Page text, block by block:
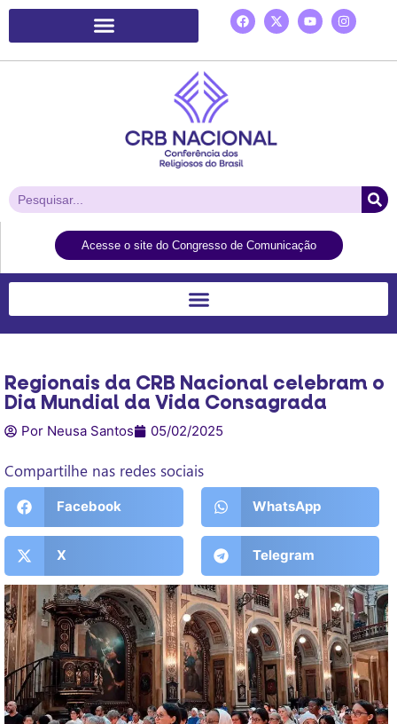
Acesse o site do Congresso de Comunicação
Regionais da CRB Nacional celebram o
Dia Mundial da Vida Consagrada
Por Neusa Santos 05/02/2025
Compartilhe nas redes sociais
Facebook WhatsApp
X Telegram